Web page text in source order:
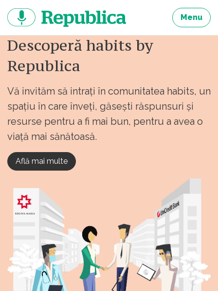
continut
Menu
Descoperă habits by
Republica
Vă invităm să intrați în comunitatea habits, un
spațiu în care înveți, găsești răspunsuri și
resurse pentru a fi mai bun, pentru a avea o
viață mai sănătoasă.
Află mai multe